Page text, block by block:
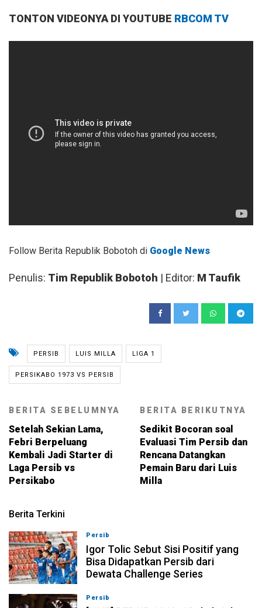
TONTON VIDEONYA DI YOUTUBE RBCOM TV
Follow Berita Republik Bobotoh di Google News
Penulis: Tim Republik Bobotoh | Editor: M Taufik
PERSIB LUIS MILLA LIGA 1
PERSIKABO 1973 VS PERSIB
BERITA SEBELUMNYA
Setelah Sekian Lama,
Febri Berpeluang
Kembali Jadi Starter di
Laga Persib vs
Persikabo
BERITA BERIKUTNYA
Sedikit Bocoran soal
Evaluasi Tim Persib dan
Rencana Datangkan
Pemain Baru dari Luis
Milla
Berita Terkini
Persib
Igor Tolic Sebut Sisi Positif yang
Bisa Didapatkan Persib dari
Dewata Challenge Series
Persib